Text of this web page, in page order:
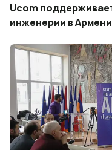
Ucom
инженерии в